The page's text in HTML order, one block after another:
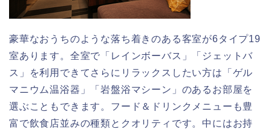
豪華なおうちのような落ち着きのある客室が6タイプ19
室あります。全室で「レインボーバス」「ジェットバ
ス」を利用できてさらにリラックスしたい方は「ゲル
マニウム温浴器」「岩盤浴マシーン」のあるお部屋を
選ぶこともできます。フード＆ドリンクメニューも豊
富で飲食店並みの種類とクオリティです。中にはお持